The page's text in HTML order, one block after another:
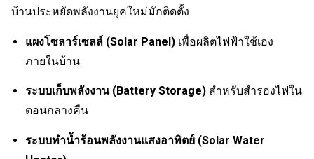
บ้านประหยัดพลังงานยุคใหม่มักติดตั้ง
แผงโซลาร์เซลล์ (Solar Panel) เพื่อผลิตไฟฟ้าใช้เอง
ภายในบ้าน
ระบบเก็บพลังงาน (Battery Storage) สำหรับสำรองไฟใน
ตอนกลางคืน
ระบบทำน้ำร้อนพลังงานแสงอาทิตย์ (Solar Water